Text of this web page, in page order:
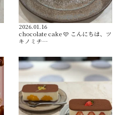
2026.01.16
chocolate cake 🩷 こんにちは、ツ
キノミチ…